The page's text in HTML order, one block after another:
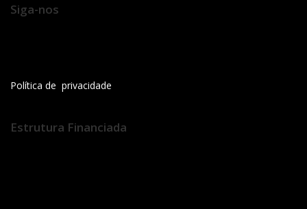
Siga-nos
Política de privacidade
Estrutura Financiada